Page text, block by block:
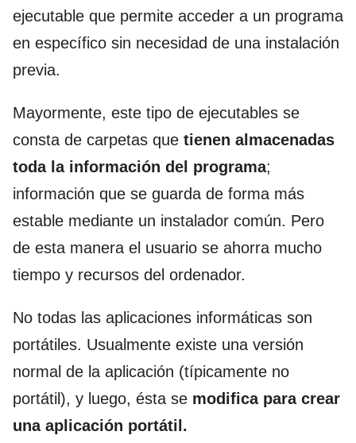
ejecutable que permite acceder a un programa
en específico sin necesidad de una instalación
previa.
Mayormente, este tipo de ejecutables se
consta de carpetas que tienen almacenadas
toda la información del programa;
información que se guarda de forma más
estable mediante un instalador común. Pero
de esta manera el usuario se ahorra mucho
tiempo y recursos del ordenador.
No todas las aplicaciones informáticas son
portátiles. Usualmente existe una versión
normal de la aplicación (típicamente no
portátil), y luego, ésta se modifica para crear
una aplicación portátil.